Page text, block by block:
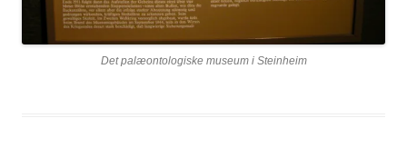
Det palæontologiske museum i Steinheim